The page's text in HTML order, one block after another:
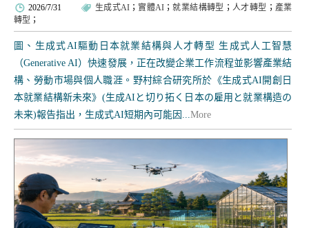
2026/7/31 生成式AI ；實體AI ；就業結構轉型 ； 人才轉型 ； 產業
轉型 ；
圖、生成式AI驅動日本就業結構與人才轉型 生成式人工智慧
（Generative AI）快速發展，正在改變企業工作流程並影響產業結
構、勞動市場與個人職涯。野村綜合研究所於《生成式AI開創日
本就業結構新未來》(生成AIと切り拓く日本の雇用と就業構造の
未来)報告指出，生成式AI短期內可能因...More